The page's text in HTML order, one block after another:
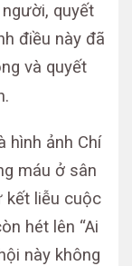
quyết
điều này đã
và quyết
hình ảnh Chí
máu ở sân
kết liễu cuộc
hét lên “Ai
này không